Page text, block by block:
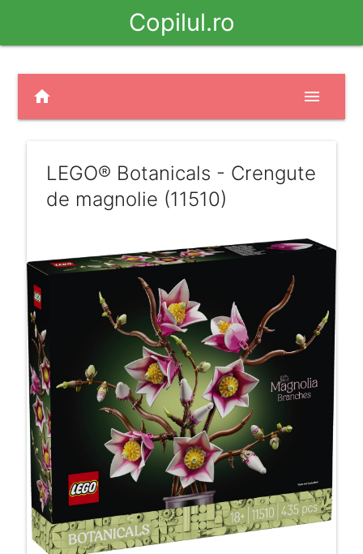
Copilul.ro
home menu
LEGO® Botanicals - Crengute
de magnolie (11510)